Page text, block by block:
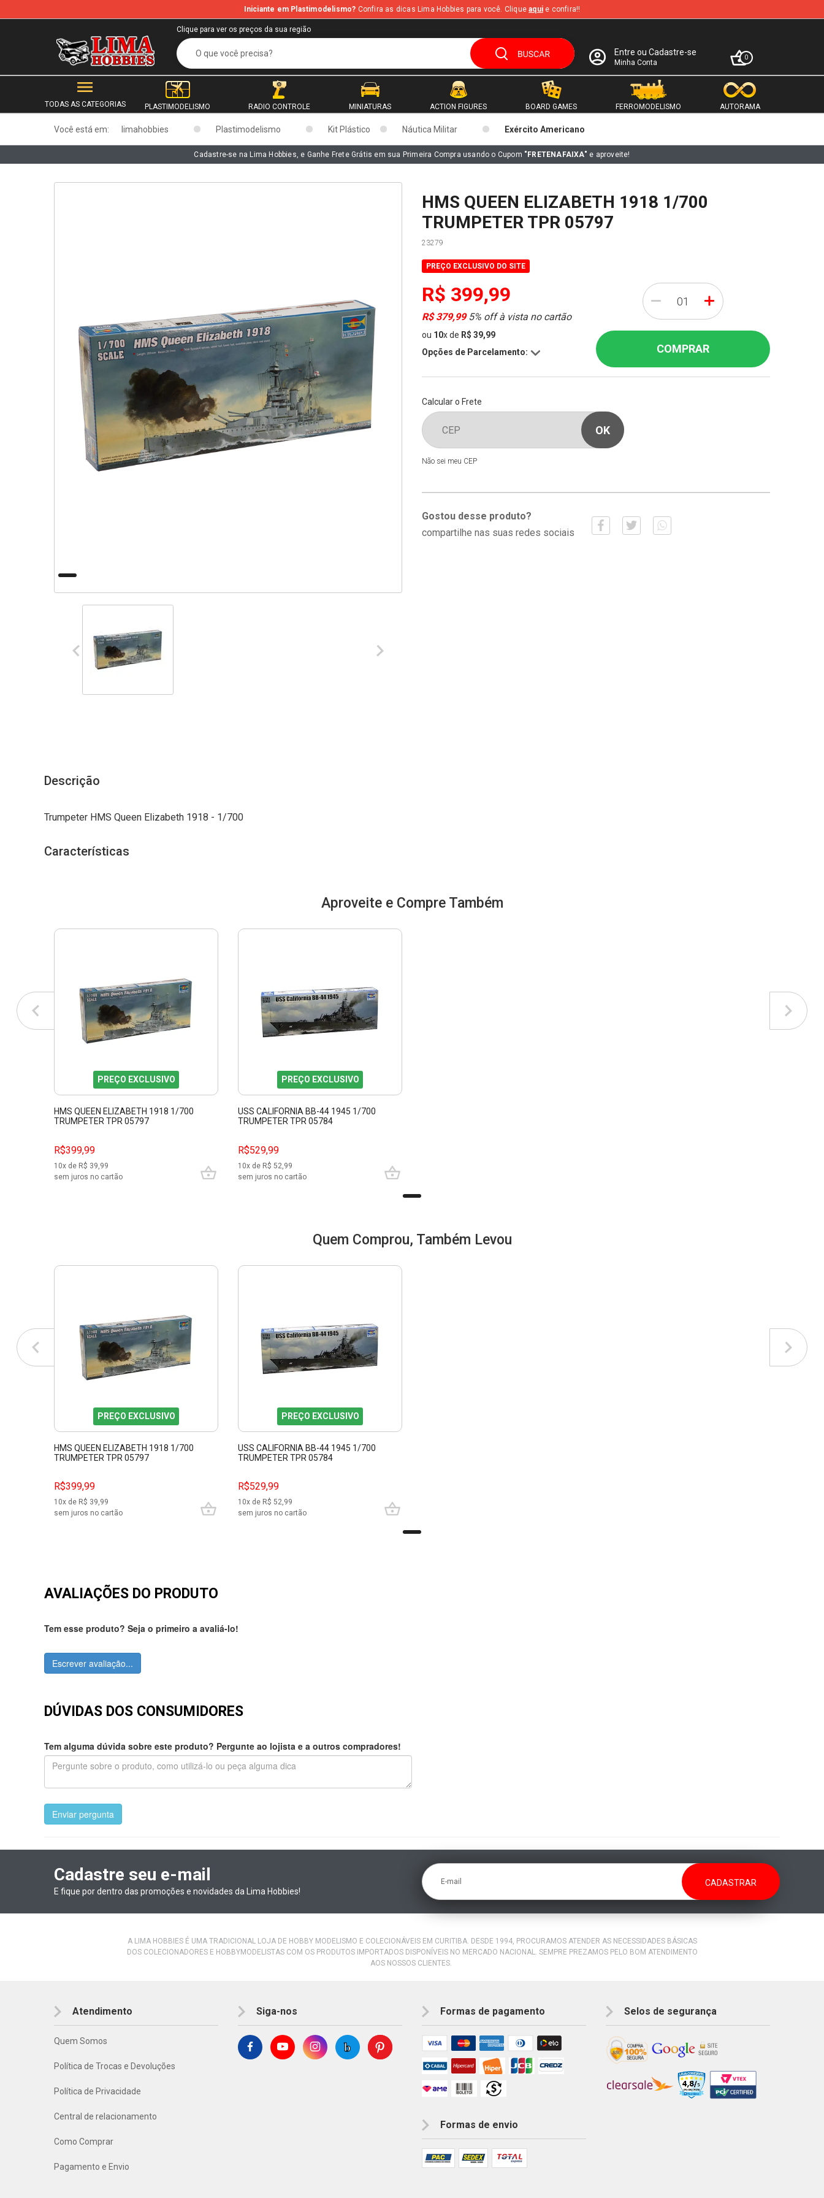
b
Iniciante em Plastimodelismo? Confira as dicas Lima Hobbies para você. Cliqueaqui e confira!!
Clique para ver os preços da sua região
Entre ou Cadastre-se
Minha Conta
0
TODAS AS CATEGORIAS PLASTIMODELISMO RADIO CONTROLE MINIATURAS ACTION FIGURES BOARD GAMES FERROMODELISMO AUTORAMA
Você está em: limahobbies Plastimodelismo Kit Plástico Náutica Militar Exército Americano
Cadastre-se na Lima Hobbies, e Ganhe Frete Grátis em sua Primeira Compra usando o Cupom "FRETENAFAIXA" e aproveite!
HMS QUEEN ELIZABETH 1918 1/700
TRUMPETER TPR 05797
23279
PREÇO EXCLUSIVO DO SITE
R$ 399,99
R$ 379,995% off à vista no cartão
ou 10xde R$ 39,99
Opções de Parcelamento:
- +
COMPRAR
Calcular o Frete
Não sei meu CEP
Gostou desse produto?
compartilhe nas suas redes sociais
Descrição
Trumpeter HMS Queen Elizabeth 1918 - 1/700
Características
Aproveite e Compre Também
PREÇO EXCLUSIVO
HMS QUEEN ELIZABETH 1918 1/700
TRUMPETER TPR 05797
R$399,99
10x de R$ 39,99
sem juros no cartão
PREÇO EXCLUSIVO
USS CALIFORNIA BB-44 1945 1/700
TRUMPETER TPR 05784
R$529,99
10x de R$ 52,99
sem juros no cartão
Quem Comprou, Também Levou
PREÇO EXCLUSIVO
HMS QUEEN ELIZABETH 1918 1/700
TRUMPETER TPR 05797
R$399,99
10x de R$ 39,99
sem juros no cartão
PREÇO EXCLUSIVO
USS CALIFORNIA BB-44 1945 1/700
TRUMPETER TPR 05784
R$529,99
10x de R$ 52,99
sem juros no cartão
AVALIAÇÕES DO PRODUTO
Tem esse produto? Seja o primeiro a avaliá-lo!
Escrever avaliação...
DÚVIDAS DOS CONSUMIDORES
Tem alguma dúvida sobre este produto? Pergunte ao lojista e a outros compradores!
Enviar pergunta
Cadastre seu e-mail
E fique por dentro das promoções e novidades da Lima Hobbies!
E-mail
A LIMA HOBBIES É UMA TRADICIONAL LOJA DE HOBBY MODELISMO E COLECIONÁVEIS EM CURITIBA. DESDE 1994, PROCURAMOS ATENDER AS NECESSIDADES BÁSICAS
DOS COLECIONADORES E HOBBYMODELISTAS COM OS PRODUTOS IMPORTADOS DISPONÍVEIS NO MERCADO NACIONAL. SEMPRE PREZAMOS PELO BOM ATENDIMENTO
AOS NOSSOS CLIENTES.
Atendimento
Quem Somos
Política de Trocas e Devoluções
Política de Privacidade
Central de relacionamento
Como Comprar
Pagamento e Envio
Siga-nos Formas de pagamento
Formas de envio
Selos de segurança